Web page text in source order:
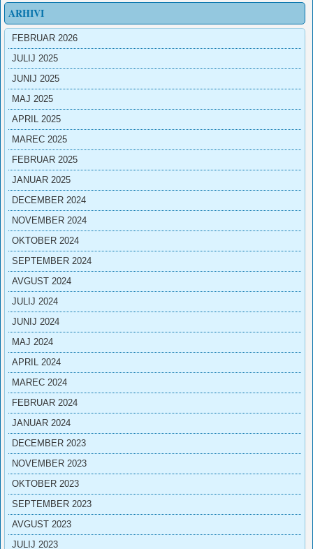
ARHIVI
FEBRUAR 2026
JULIJ 2025
JUNIJ 2025
MAJ 2025
APRIL 2025
MAREC 2025
FEBRUAR 2025
JANUAR 2025
DECEMBER 2024
NOVEMBER 2024
OKTOBER 2024
SEPTEMBER 2024
AVGUST 2024
JULIJ 2024
JUNIJ 2024
MAJ 2024
APRIL 2024
MAREC 2024
FEBRUAR 2024
JANUAR 2024
DECEMBER 2023
NOVEMBER 2023
OKTOBER 2023
SEPTEMBER 2023
AVGUST 2023
JULIJ 2023